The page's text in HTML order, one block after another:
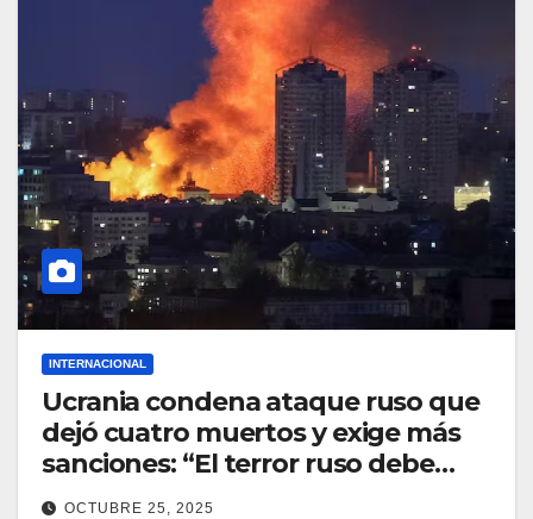
INTERNACIONAL
Ucrania condena ataque ruso que
dejó cuatro muertos y exige más
sanciones: “El terror ruso debe
detenerse”
OCTUBRE 25, 2025